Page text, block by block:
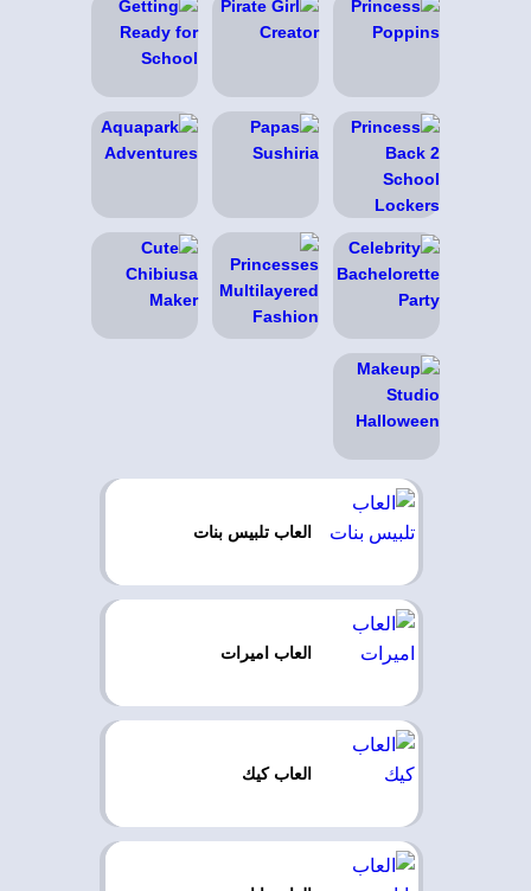
العاب تلبيس بنات
العاب اميرات
العاب كيك